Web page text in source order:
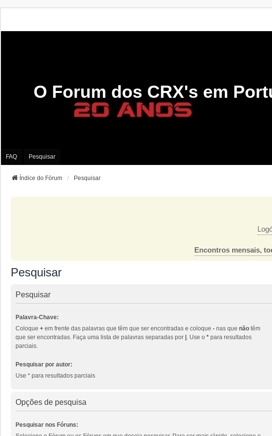
O Forum dos CRX's em
FAQ Pesquisar
Índice do Fórum Pesquisar
Encontros mensais,
Pesquisar
Pesquisar
Palavra-Chave:
Coloque + em frente das palavras que têm que ser encontradas e coloque - nas que não têm
que ser encontradas. Faça uma lista de palavras separadas por |. Use o * para resultados
parciais.
Pesquisar por autor:
Use * para resultados parciais
Opções de pesquisa
Pesquisar nos Fóruns: